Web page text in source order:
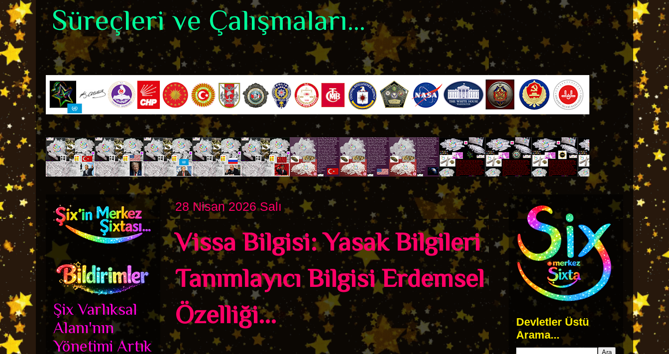
Süreçleri ve Çalışmaları...
28 Nisan 2026 Salı
Vissa Bilgisi: Yasak Bilgileri
Tanımlayıcı Bilgisi Erdemsel
Özelliği...
Şix Varlıksal
Alanı'nın
Yönetimi Artık
Devletler Üstü
Arama...